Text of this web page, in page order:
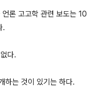
론 고고학 관련 보도는 10
.
다.
하는 것이 있기는 하다.